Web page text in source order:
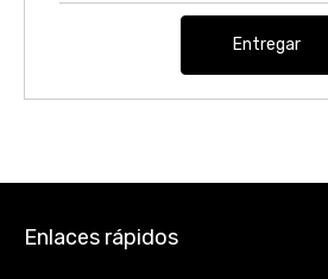
Entregar
Enlaces rápidos